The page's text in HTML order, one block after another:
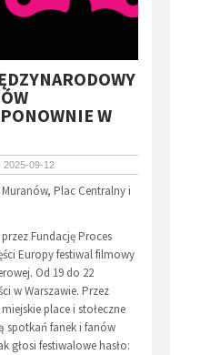
W
2025-09-12
Plac Centralny i
Fundację Proces
Europy festiwal filmowy
Od 19 do 22
w Warszawie. Przez
place i stołeczne
spotkań fanek i fanów
głosi festiwalowe hasło: